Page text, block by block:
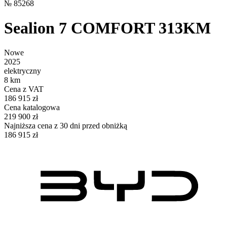
№ 85268
Sealion 7 COMFORT 313KM
Nowe
2025
elektryczny
8 km
Cena z VAT
186 915 zł
Cena katalogowa
219 900 zł
Najniższa cena z 30 dni przed obniżką
186 915 zł